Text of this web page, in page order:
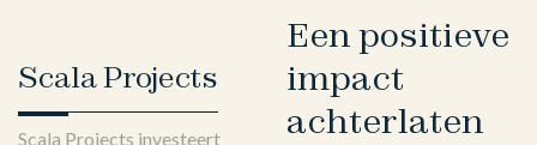
Scala Projects
Scala Projects investeert
Een positieve
impact
achterlaten